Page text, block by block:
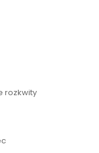
rozkwity